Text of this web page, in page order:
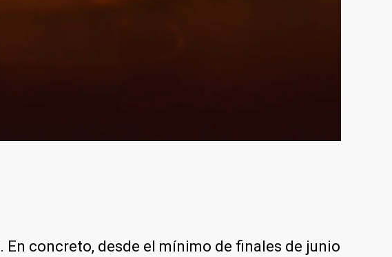
. En concreto, desde el mínimo de finales de junio